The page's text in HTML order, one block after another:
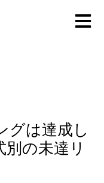
Open
グは達成し
の未達リ